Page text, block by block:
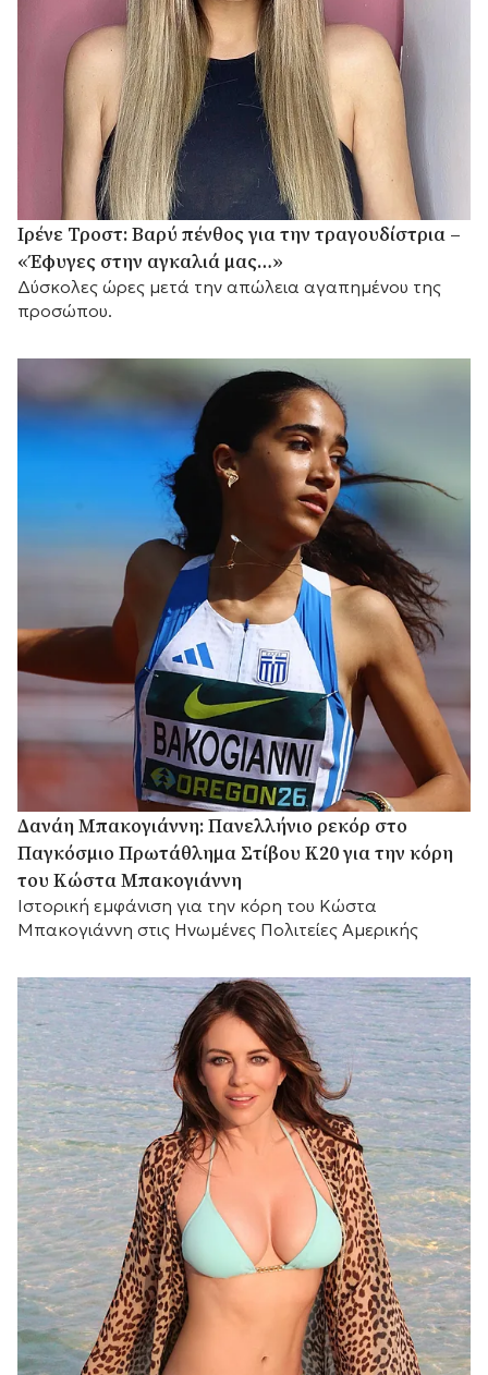
Ιρένε Τροστ: Βαρύ πένθος για την τραγουδίστρια –
«Έφυγες στην αγκαλιά μας…»
Δύσκολες ώρες μετά την απώλεια αγαπημένου της
προσώπου.
Δανάη Μπακογιάννη: Πανελλήνιο ρεκόρ στο
Παγκόσμιο Πρωτάθλημα Στίβου Κ20 για την κόρη
του Κώστα Μπακογιάννη
Ιστορική εμφάνιση για την κόρη του Κώστα
Μπακογιάννη στις Ηνωμένες Πολιτείες Αμερικής